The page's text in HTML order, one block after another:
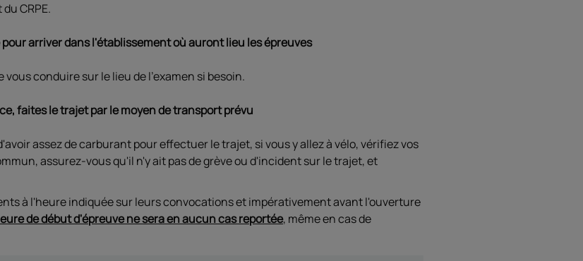
CRPE.
arriver dans l'établissement où auront lieu les épreuves
conduire sur le lieu de l'examen si besoin.​
faites le trajet par le moyen de transport prévu
assez de carburant pour effectuer le trajet, si vous y allez à vélo, vérifiez vos
assurez-vous qu'il n'y ait pas de grève ou d'incident sur le trajet, et
à l'heure indiquée sur leurs convocations et impérativement avant l'ouverture
de début d'épreuve ne sera en aucun cas reportée, même en cas de